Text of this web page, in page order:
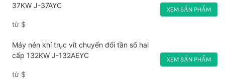
37KW J-37AYC
từ $
XEM SẢN PHẨM
Máy nén khí trục vít chuyển đổi tần số hai
cấp 132KW J-132AEYC
từ $
XEM SẢN PHẨM